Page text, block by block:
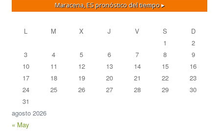
Maracena, ESpronóstico del tiempo ▸
agosto 2026
L M X J V S
D
1
2
3
4 5 6 7 8
9
10
11 12 13 14 15
16
17
18 19 20 21 22
23
24
25 26 27 28 29
30
31
« May